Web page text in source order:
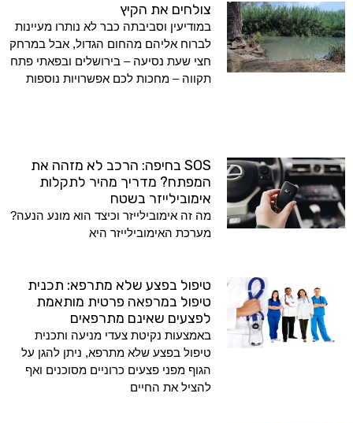
צולחים את הקיץ
במודיעין וסביבתה כבר לא נותרו מעיינות
לברוח אליהם מהחום הגדול, אבל במרחק
חצי שעת נסיעה – בירושלים ובפאתי פתח
תקווה – מחכות לכם אפשרויות נוספות
SOS בחיפה: הרכב לא מזהה את
המפתח? מדריך מהיר לתקלות
אימובילייזר בשטח
מה זה אימובילייזר וכיצד הוא מונע הנעה?
מערכת האימובילייזר היא
טיפול בפצע שלא מתרפא: תכנית
טיפול במרפאה פרטית מותאמת
לפצעים שאינם מתרפאים
באמצעות נקיטת צעדי מניעה ותכנית
טיפול בפצע שלא מתרפא, ניתן להגן על
הגוף מפני פצעים כרוניים מסוכנים ואף
להציל את החיים